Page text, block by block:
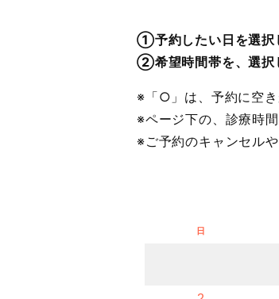
①予約したい日を選択
②希望時間帯を、選択
※「○」は、予約に空
※ページ下の、診療時
※ご予約のキャンセル
日